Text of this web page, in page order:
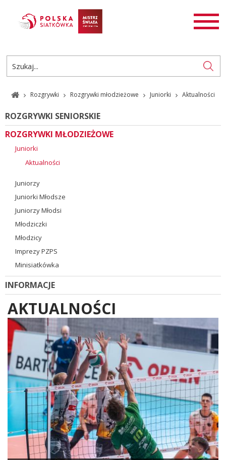
AKTUALNOŚCI
ROZGRYWKI
PL EN
Rozgrywki Rozgrywki młodzieżowe Juniorki Aktualności
ROZGRYWKI SENIORSKIE
ROZGRYWKI MŁODZIEŻOWE
Juniorki
Aktualności
Juniorzy
Juniorki Młodsze
Juniorzy Młodsi
Młodziczki
Młodzicy
Imprezy PZPS
Minisiatkówka
INFORMACJE
AKTUALNOŚCI